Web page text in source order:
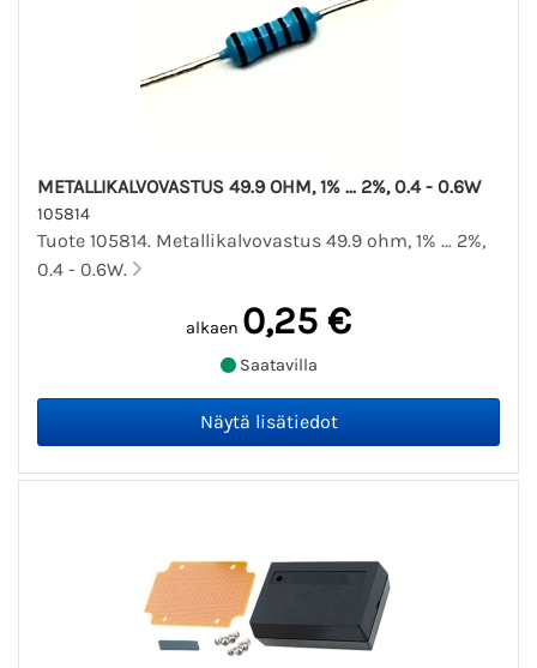
METALLIKALVOVASTUS 49.9 OHM, 1% ... 2%, 0.4 - 0.6W
105814
Tuote 105814. Metallikalvovastus 49.9 ohm, 1% ... 2%,
0.4 - 0.6W.
alkaen 0,25 €
Saatavilla